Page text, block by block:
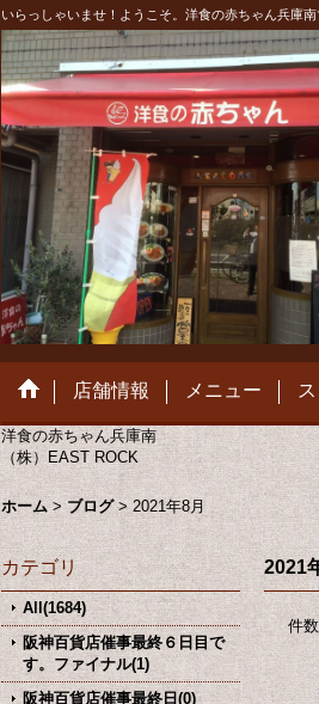
いらっしゃいませ！ようこそ。洋食の赤ちゃん兵庫
店舗情報 メニュー
洋食の赤ちゃん兵庫南
（株）EAST ROCK
ホーム > ブログ > 2021年8月
カテゴリ
All(1684)
阪神百貨店催事最終６日目で
す。ファイナル(1)
阪神百貨店催事最終日(0)
2021
件数